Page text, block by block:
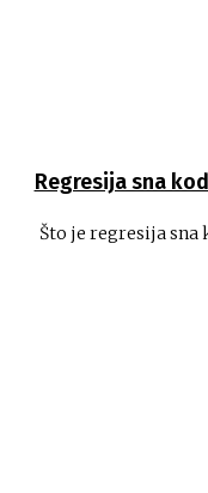
Regresija sna
Što je regresija sna